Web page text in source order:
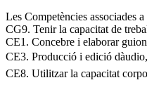
Les Competències associades
CG9. Tenir la capacitat de
CE1. Concebre i elaborar
CE3. Producció i edició
CE8. Utilitzar la capacitat